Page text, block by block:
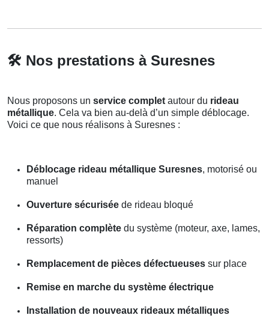
🛠 Nos prestations à Suresnes
Nous proposons un service complet autour du rideau
métallique. Cela va bien au-delà d’un simple déblocage.
Voici ce que nous réalisons à Suresnes :
Déblocage rideau métallique Suresnes, motorisé ou
manuel
Ouverture sécurisée de rideau bloqué
Réparation complète du système (moteur, axe, lames,
ressorts)
Remplacement de pièces défectueuses sur place
Remise en marche du système électrique
Installation de nouveaux rideaux métalliques